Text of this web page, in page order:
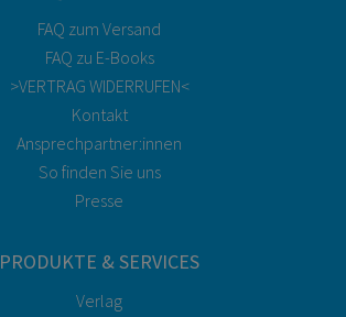
FAQ zum Versand
FAQ zu E-Books
>VERTRAG WIDERRUFEN<
Kontakt
Ansprechpartner:innen
So finden Sie uns
Presse
PRODUKTE & SERVICES
Verlag